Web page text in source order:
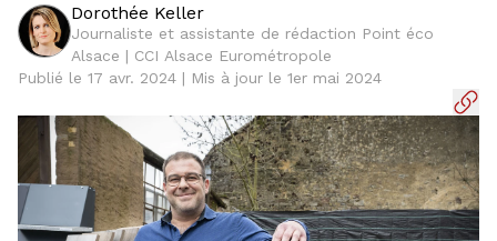
Dorothée Keller
Journaliste et assistante de rédaction Point éco
Alsace | CCI Alsace Eurométropole
Publié le 17 avr. 2024 | Mis à jour le 1er mai 2024